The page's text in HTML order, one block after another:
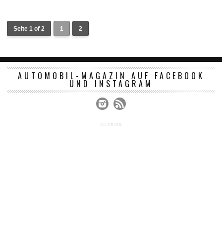
Seite 1 of 2 1 2
AUTOMOBIL-MAGAZIN AUF FACEBOOK
UND INSTAGRAM
ANZEIGE